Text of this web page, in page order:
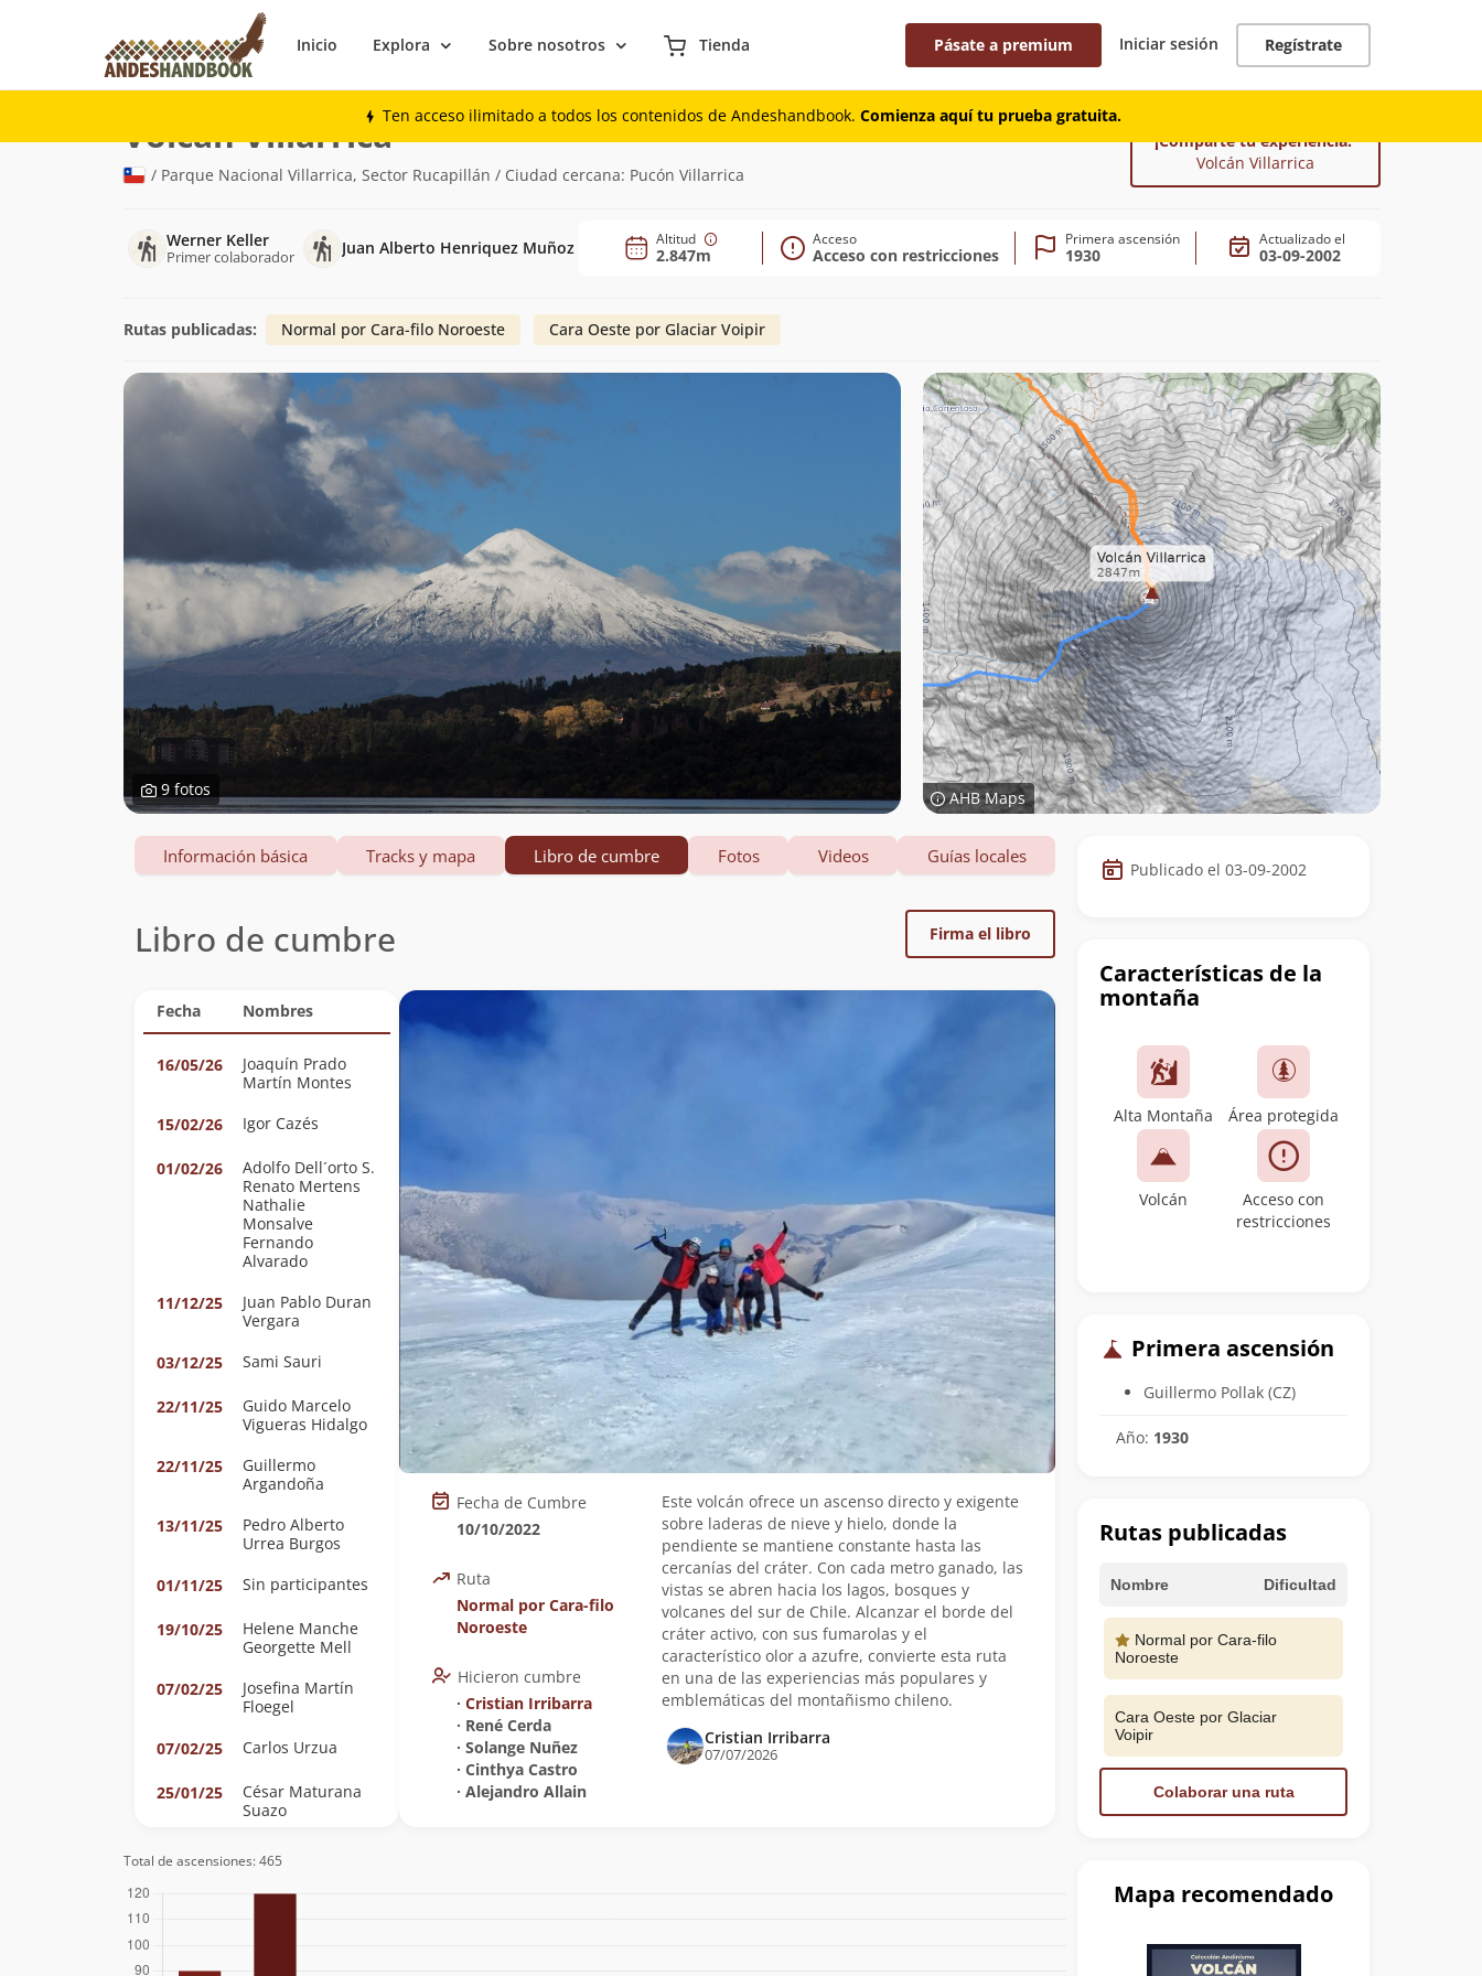
Inicio Explora Sobre nosotros Tienda Pásate a premium Iniciar sesión Regístrate
Ten acceso ilimitado a todos los contenidos de Andeshandbook. Comienza aquí tu prueba gratuita.
Montaña
Volcán Villarrica(2.847m)
/ Parque Nacional Villarrica, Sector Rucapillán / Ciudad cercana: Pucón Villarrica
¡Comparte tu experiencia!
Volcán Villarrica
Werner Keller
Primer colaborador Juan Alberto Henriquez Muñoz Altitud
2.847m
Acceso
Acceso con restricciones
Primera ascensión
1930
Actualizado el
03-09-2002
Rutas publicadas: Normal por Cara-filo Noroeste Cara Oeste por Glaciar Voipir
9 fotos AHB Maps
Datos
de
cumbre
Publicado el 03-09-2002
Características de la
montaña
Alta Montaña Área protegida
Volcán
Acceso con
restricciones
Primera ascensión
Guillermo Pollak (CZ)
Año: 1930
Rutas publicadas
Nombre Dificultad
Normal por Cara-filo
Noroeste
Cara Oeste por Glaciar
Voipir
Colaborar una ruta
Mapa recomendado
Información básica Tracks y mapa Libro de cumbre Fotos Videos Guías locales
Libro de cumbre Firma el libro
Fecha Nombres
16/05/26
Joaquín Prado
Martín Montes
15/02/26
Igor Cazés
01/02/26
Adolfo Dell´orto S.
Renato Mertens
Nathalie
Monsalve
Fernando
Alvarado
11/12/25
Juan Pablo Duran
Vergara
03/12/25
Sami Sauri
22/11/25
Guido Marcelo
Vigueras Hidalgo
22/11/25
Guillermo
Argandoña
13/11/25
Pedro Alberto
Urrea Burgos
01/11/25
Sin participantes
19/10/25
Helene Manche
Georgette Mell
07/02/25
Josefina Martín
Floegel
07/02/25
Carlos Urzua
25/01/25
César Maturana
Suazo
16/01/25
Beatriz Rey
08/12/24 Cristián Arriagada
Fecha de Cumbre
10/10/2022
Ruta
Normal por Cara-filo
Noroeste
Hicieron cumbre
∙ Cristian Irribarra
∙ René Cerda
∙ Solange Nuñez
∙ Cinthya Castro
∙ Alejandro Allain
Este volcán ofrece un ascenso directo y exigente
sobre laderas de nieve y hielo, donde la
pendiente se mantiene constante hasta las
cercanías del cráter. Con cada metro ganado, las
vistas se abren hacia los lagos, bosques y
volcanes del sur de Chile. Alcanzar el borde del
cráter activo, con sus fumarolas y el
característico olor a azufre, convierte esta ruta
en una de las experiencias más populares y
emblemáticas del montañismo chileno.
Cristian Irribarra
07/07/2026
Total de ascensiones: 465